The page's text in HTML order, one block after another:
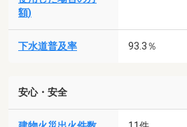
額)
下水道普及率 93.3％
安心・安全